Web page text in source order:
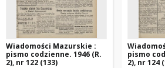
Wiadomości Mazurskie :
pismo codzienne. 1946 (R.
2), nr 122 (133)
pismo
2), nr 124